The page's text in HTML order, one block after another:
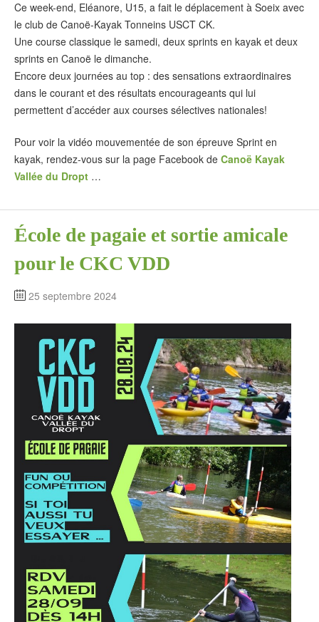
Ce week-end, Eléanore, U15, a fait le déplacement à Soeix avec
le club de Canoë-Kayak Tonneins USCT CK.
Une course classique le samedi, deux sprints en kayak et deux
sprints en Canoë le dimanche.
Encore deux journées au top : des sensations extraordinaires
dans le courant et des résultats encourageants qui lui
permettent d’accéder aux courses sélectives nationales!
Pour voir la vidéo mouvementée de son épreuve Sprint en
kayak, rendez-vous sur la page Facebook de Canoë Kayak
Vallée du Dropt …
École de pagaie et sortie amicale
pour le CKC VDD
25 septembre 2024